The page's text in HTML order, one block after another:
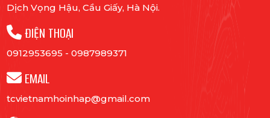
Dịch Vọng Hậu, Cầu Giấy, Hà Nội.
ĐIỆN THOẠI
0912953695 - 0987989371
EMAIL
tcvietnamhoinhap@gmail.com